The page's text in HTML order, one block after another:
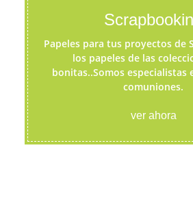
Papeles para tus proyectos de
los papeles de las
bonitas..Somos especialistas
comuniones.
ver ahora